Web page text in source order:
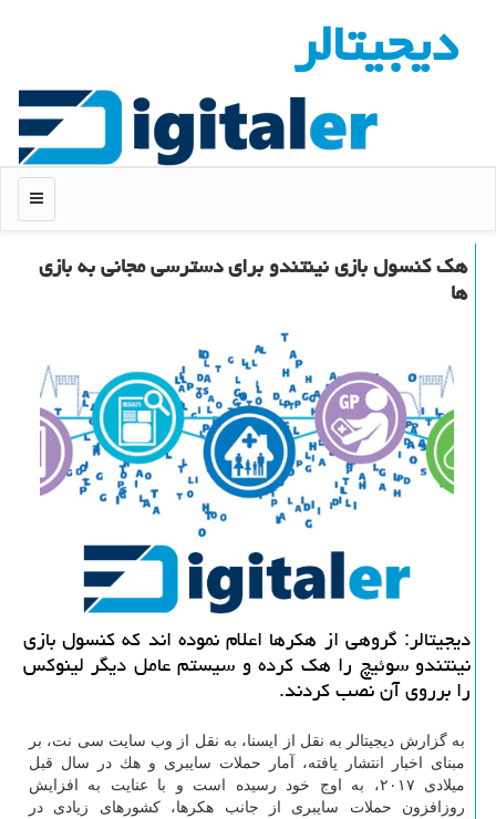
دیجیتالر
منو
هك كنسول بازی نینتندو برای دسترسی مجانی به بازی
ها
دیجیتالر: گروهی از هكرها اعلام نموده اند كه كنسول بازی
نینتندو سوئیچ را هك كرده و سیستم عامل دیگر لینوكس
را برروی آن نصب كردند.
به گزارش دیجیتالر به نقل از ایسنا، به نقل از وب سایت سی نت، بر
مبنای اخبار انتشار یافته، آمار حملات سایبری و هك در سال قبل
میلادی ۲۰۱۷، به اوج خود رسیده است و با عنایت به افزایش
روزافزون حملات سایبری از جانب هكرها، كشورهای زیادی در